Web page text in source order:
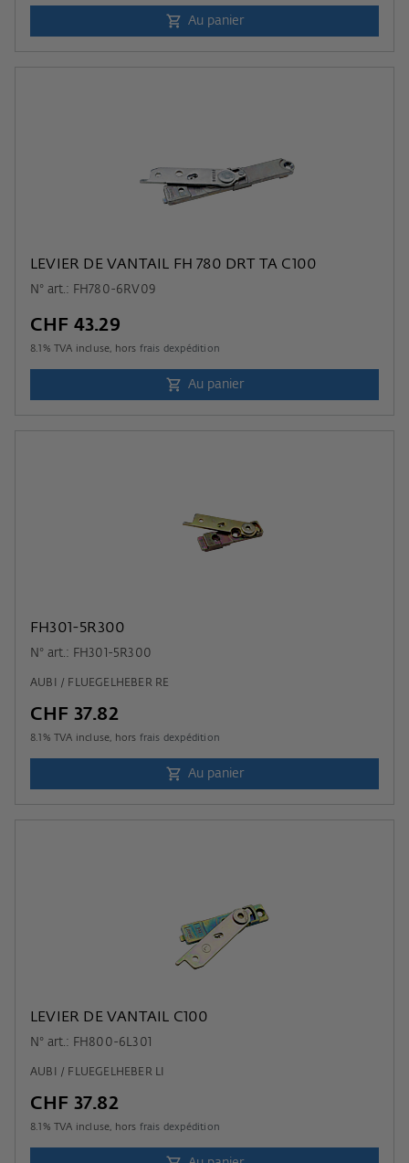
Au panier
LEVIER DE VANTAIL FH 780 DRT TA C100
N° art.: FH780-6RV09
CHF 43.29
8.1 % TVA incluse, hors frais dexpédition
Au panier
FH301-5R300
N° art.: FH301-5R300
AUBI / FLUEGELHEBER RE
CHF 37.82
8.1 % TVA incluse, hors frais dexpédition
Au panier
LEVIER DE VANTAIL C100
N° art.: FH800-6L301
AUBI / FLUEGELHEBER LI
CHF 37.82
8.1 % TVA incluse, hors frais dexpédition